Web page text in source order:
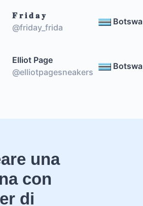
𝐅 𝐫 𝐢 𝐝 𝐚 𝐲
@friday_frida
Elliot Page
@elliotpagesneakers
una
con
di